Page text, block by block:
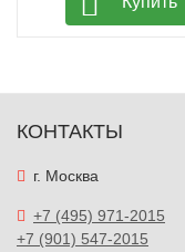
КОНТАКТЫ
г. Москва
+7 (495) 971-2015
+7 (901) 547-2015